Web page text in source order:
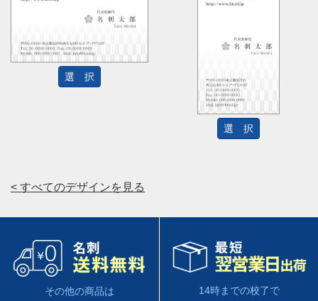
選 択
選 択
< すべてのデザインを見る
その他の商品は
14時までの校了で